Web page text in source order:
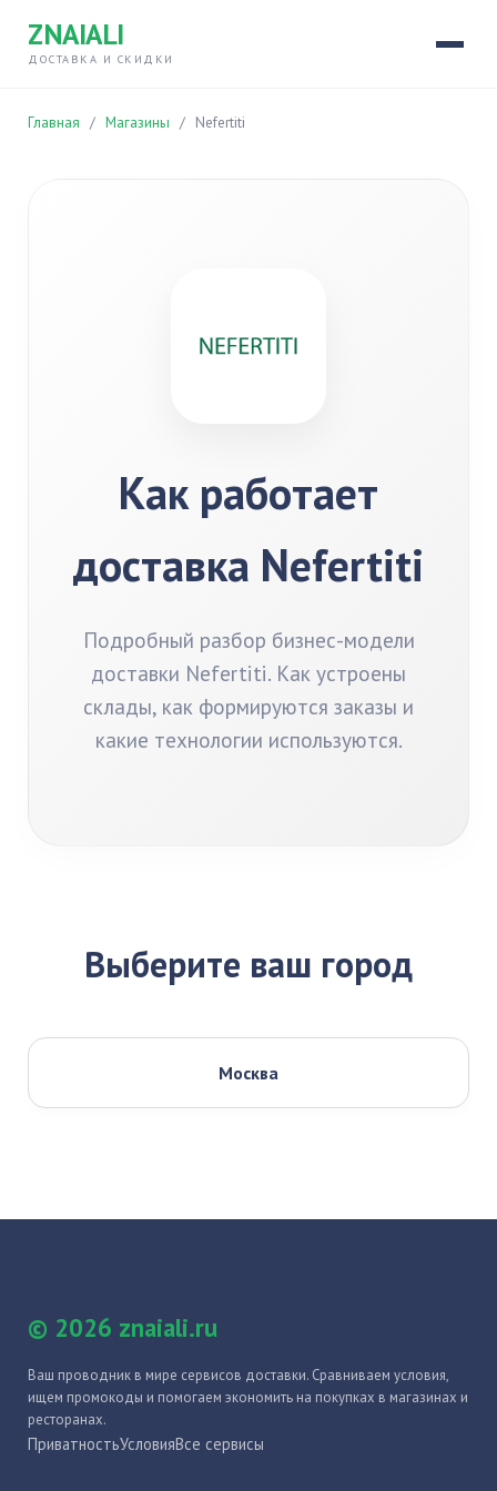
ZNAIALI
ДОСТАВКА И СКИДКИ
Главная / Магазины / Nefertiti
Как работает
доставка Nefertiti
Подробный разбор бизнес-модели
доставки Nefertiti. Как устроены
склады, как формируются заказы и
какие технологии используются.
Выберите ваш город
Москва
© 2026 znaiali.ru
Ваш проводник в мире сервисов доставки. Сравниваем условия,
ищем промокоды и помогаем экономить на покупках в магазинах и
ресторанах.
ПриватностьУсловияВсе сервисы